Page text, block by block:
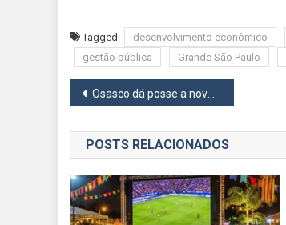
Tagged desenvolvimento econômico
gestão pública
Grande São Paulo
Navegação
de
Post
Osasco dá posse a novo Conselho Municipal de Política Urbana e Habitacional
POSTS RELACIONADOS